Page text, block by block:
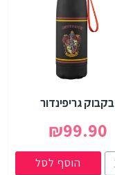
בקבוק גריפינדור
₪99.90
הוסף לסל